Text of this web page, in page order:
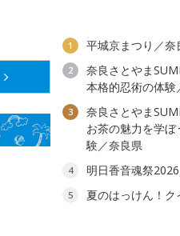
1 平城京まつり／奈
2
奈良さとやま
本格的忍術の体験
3
奈良さとやま
お茶の魅力を学
験／奈良県
4 明日香音魂祭
5
夏のはっけん！